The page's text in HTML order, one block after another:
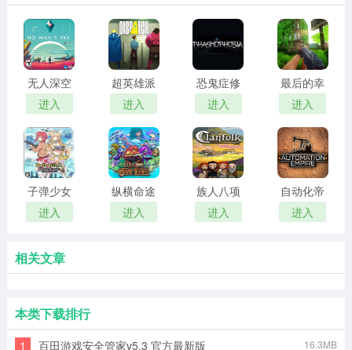
无人深空
修改器
进入
超英雄派
遣中心修
改器
进入
恐鬼症修
改器
进入
最后的幸
存者二十
三项修改
器
进入
子弹少女
幻想十二
项修改器
进入
纵横命途
十一项修
改器
进入
族人八项
修改器
进入
自动化帝
国修改器
进入
相关文章
本类下载排行
1 百田游戏安全管家v5.3 官方最新版 16.3MB